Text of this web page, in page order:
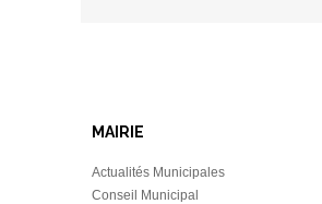
MAIRIE
Actualités Municipales
Conseil Municipal